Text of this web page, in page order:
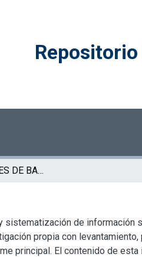
INVESTIGACIONES DE BASE ECCTI
de información
propia con
principal. El contenido de